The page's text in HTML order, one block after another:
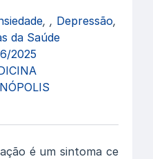
, , Depressão,
da Saúde
2025
é um sintoma ce